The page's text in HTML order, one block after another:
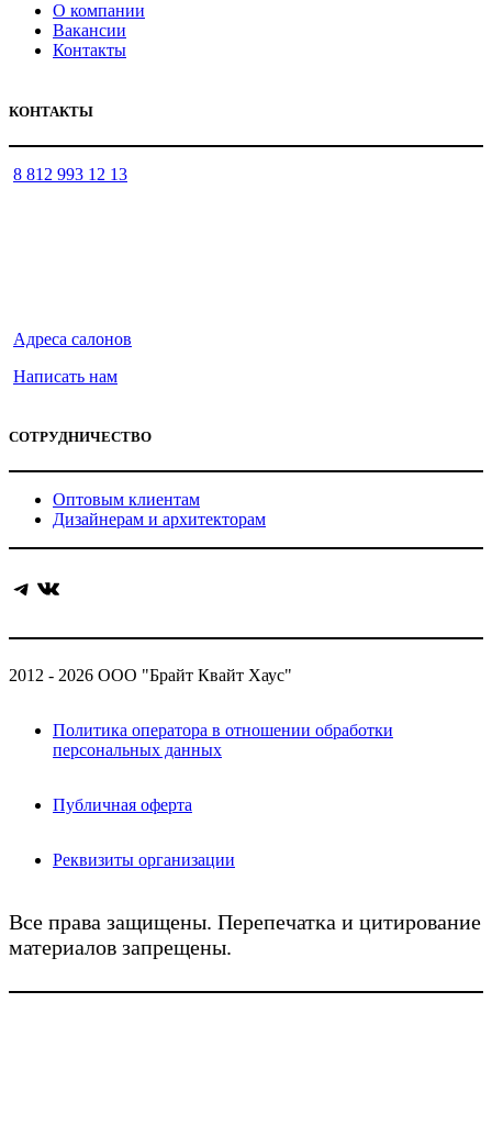
О компании
Вакансии
Контакты
КОНТАКТЫ
8 812 993 12 13
Адреса салонов
Написать нам
СОТРУДНИЧЕСТВО
Оптовым клиентам
Дизайнерам и архитекторам
Telegram ВКонтакте
2012 - 2026 ООО "Брайт Квайт Хаус"
Политика оператора в отношении обработки
персональных данных
Публичная оферта
Реквизиты организации
Все права защищены. Перепечатка и цитирование
материалов запрещены.